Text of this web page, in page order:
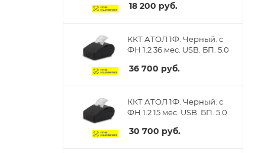
18 200 руб.
ККТ АТОЛ 1Ф. Черный. с
ФН 1.2 36 мес. USB. БП. 5.0
36 700 руб.
ККТ АТОЛ 1Ф. Черный. с
ФН 1.2 15 мес. USB. БП. 5.0
30 700 руб.